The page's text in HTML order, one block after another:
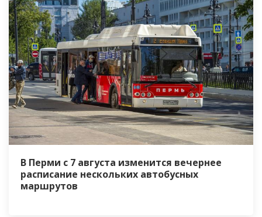
В Перми с 7 августа изменится вечернее
расписание нескольких автобусных
маршрутов